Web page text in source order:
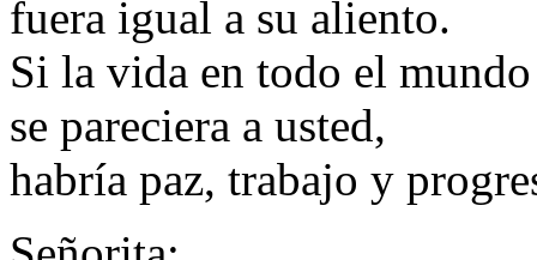
fuera igual a su aliento.
Si la vida en todo el mundo
se pareciera a usted,
habría paz, trabajo y